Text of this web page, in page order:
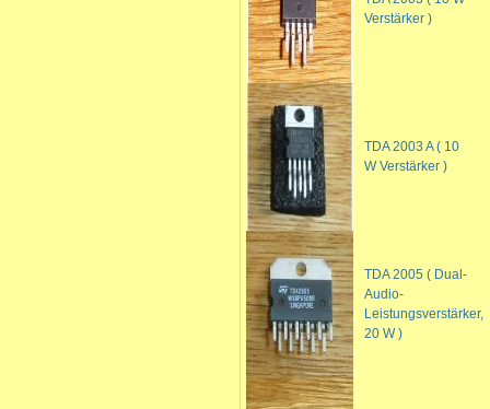
Verstärker )
TDA 2003 A ( 10
W Verstärker )
TDA 2005 ( Dual-
Audio-
Leistungsverstärker,
20 W )